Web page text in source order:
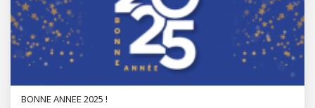
BONNE ANNEE 2025 !